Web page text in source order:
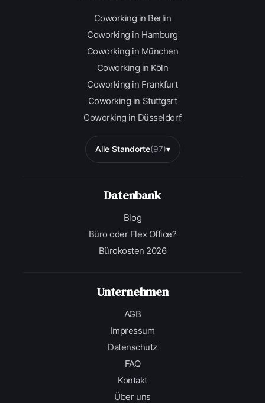
Coworking in Berlin
Coworking in Hamburg
Coworking in München
Coworking in Köln
Coworking in Frankfurt
Coworking in Stuttgart
Coworking in Düsseldorf
Alle Standorte(97)▾
Datenbank
Blog
Büro oder Flex Office?
Bürokosten 2026
Unternehmen
AGB
Impressum
Datenschutz
FAQ
Kontakt
Über uns